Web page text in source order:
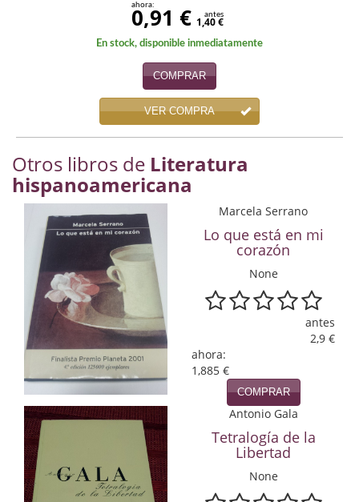
Discos deVinilo. LP
DVD
Enciclopedias
Ensayo
Ensayo literario
Filosofía
Física y Química
Física y química
Guerra Civil Española
Historia
ahora:
0,91 € antes
1,40 €
En stock, disponible inmediatamente
COMPRAR
VER COMPRA
Otros libros de Literatura
hispanoamericana
Marcela Serrano
Lo que está en mi
corazón
None
antes
2,9 €
ahora:
1,885 €
COMPRAR
Antonio Gala
Tetralogía de la
Libertad
None